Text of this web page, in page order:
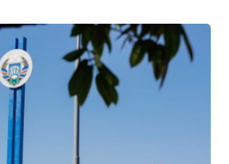
Oficial